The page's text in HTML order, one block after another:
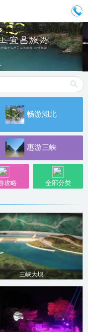
畅游湖北
惠游三峡
攻略 全部分类
三峡大坝